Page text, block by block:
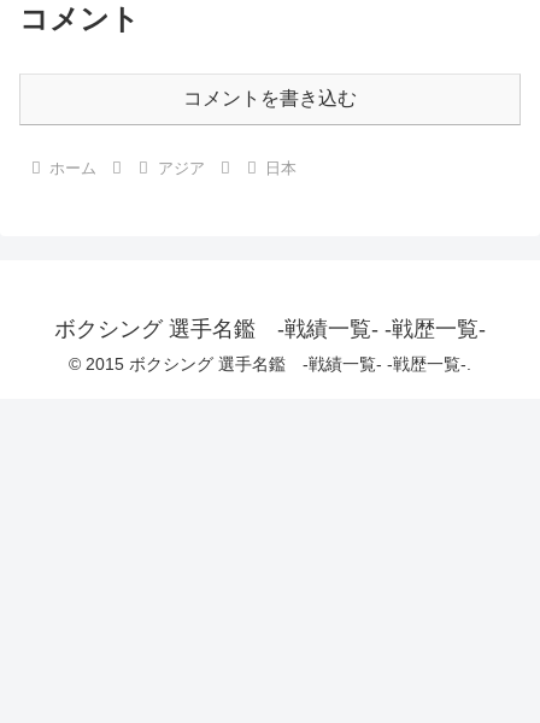
コメント
コメントを書き込む
ホーム アジア 日本
ボクシング 選手名鑑 -戦績一覧- -戦歴一覧-
© 2015 ボクシング 選手名鑑 -戦績一覧- -戦歴一覧-.